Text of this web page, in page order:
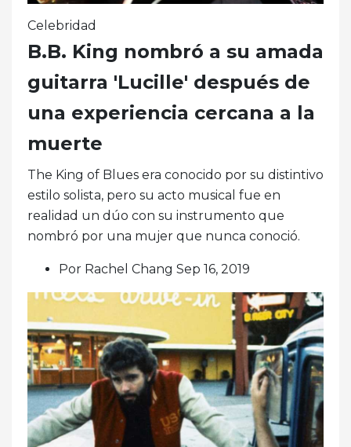
Celebridad
B.B. King nombró a su amada
guitarra 'Lucille' después de
una experiencia cercana a la
muerte
The King of Blues era conocido por su distintivo
estilo solista, pero su acto musical fue en
realidad un dúo con su instrumento que
nombró por una mujer que nunca conoció.
Por Rachel Chang Sep 16, 2019